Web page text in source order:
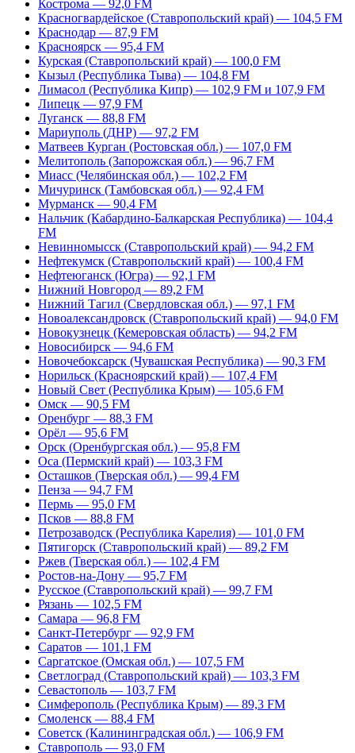
Кострома — 92,0 FM
Красногвардейское (Ставропольский край) — 104,5 FM
Краснодар — 87,9 FM
Красноярск — 95,4 FM
Курская (Ставропольский край) — 100,0 FM
Кызыл (Республика Тыва) — 104,8 FM
Лимасол (Республика Кипр) — 102,9 FM и 107,9 FM
Липецк — 97,9 FM
Луганск — 88,8 FM
Мариуполь (ДНР) — 97,2 FM
Матвеев Курган (Ростовская обл.) — 107,0 FM
Мелитополь (Запорожская обл.) — 96,7 FM
Миасс (Челябинская обл.) — 102,2 FM
Мичуринск (Тамбовская обл.) — 92,4 FM
Мурманск — 90,4 FM
Нальчик (Кабардино-Балкарская Республика) — 104,4
FM
Невинномысск (Ставропольский край) — 94,2 FM
Нефтекумск (Ставропольский край) — 100,4 FM
Нефтеюганск (Югра) — 92,1 FM
Нижний Новгород — 89,2 FM
Нижний Тагил (Свердловская обл.) — 97,1 FM
Новоалександровск (Ставропольский край) — 94,0 FM
Новокузнецк (Кемеровская область) — 94,2 FM
Новосибирск — 94,6 FM
Новочебоксарск (Чувашская Республика) — 90,3 FM
Норильск (Красноярский край) — 107,4 FM
Новый Свет (Республика Крым) — 105,6 FM
Омск — 90,5 FM
Оренбург — 88,3 FM
Орёл — 95,6 FM
Орск (Оренбургская обл.) — 95,8 FM
Оса (Пермский край) — 103,3 FM
Осташков (Тверская обл.) — 99,4 FM
Пенза — 94,7 FM
Пермь — 95,0 FM
Псков — 88,8 FM
Петрозаводск (Республика Карелия) — 101,0 FM
Пятигорск (Ставропольский край) — 89,2 FM
Ржев (Тверская обл.) — 102,4 FM
Ростов-на-Дону — 95,7 FM
Русское (Ставропольский край) — 99,7 FM
Рязань — 102,5 FM
Самара — 96,8 FM
Санкт-Петербург — 92,9 FM
Саратов — 101,1 FM
Саргатское (Омская обл.) — 107,5 FM
Светлоград (Ставропольский край) — 103,3 FM
Севастополь — 103,7 FM
Симферополь (Республика Крым) — 89,3 FM
Смоленск — 88,4 FM
Советск (Калининградская обл.) — 106,9 FM
Ставрополь — 93,0 FM